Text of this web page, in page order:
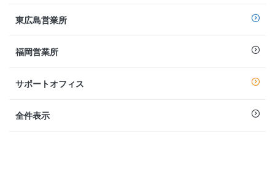
東広島営業所
福岡営業所
サポートオフィス
全件表示